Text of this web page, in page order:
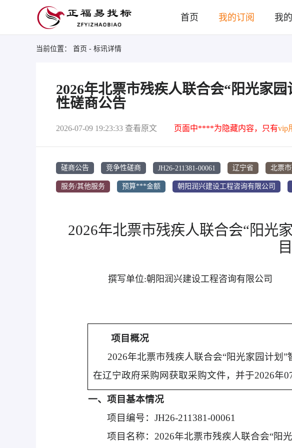
首页 我的订阅 我
当前位置： 首页 - 标讯详情
2026年北票市残疾人联合会“阳光家
性磋商公告
2026-07-09 19:23:33 查看原文 页面中****为隐藏内容，只有vip
磋商公告 竞争性磋商 JH26-211381-00061 辽宁省 北票
服务/其他服务 预算***金额 朝阳润兴建设工程咨询有限公司
2026年北票市残疾人联合会“阳光
撰写单位:朝阳润兴建设工程咨询有限公司
项目概况
2026年北票市残疾人联合会“阳光家园计划
在辽宁政府采购网获取采购文件，并于2026年
一、项目基本情况
项目编号：JH26-211381-00061
项目名称：2026年北票市残疾人联合会“阳